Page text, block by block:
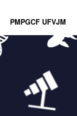
PMPGCF UFVJM